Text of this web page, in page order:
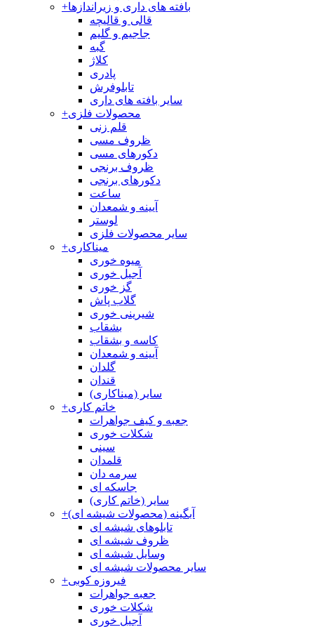
+بافته های داری و زیراندازها
قالی و قالیچه
جاجیم و گلیم
گبه
کلاژ
پادری
تابلوفرش
سایر بافته های داری
+محصولات فلزی
قلم زنی
ظروف مسی
دکورهای مسی
ظروف برنجی
دکورهای برنجی
ساعت
آیینه و شمعدان
لوستر
سایر محصولات فلزی
+میناکاری
میوه خوری
آجیل خوری
گز خوری
گلاب پاش
شیرینی خوری
بشقاب
کاسه و بشقاب
آیینه و شمعدان
گلدان
قندان
سایر (میناکاری)
+خاتم کاری
جعبه و کیف جواهرات
شکلات خوری
سینی
قلمدان
سرمه دان
جاسکه ای
سایر (خاتم کاری)
+آبگینه (محصولات شیشه ای)
تابلوهای شیشه ای
ظروف شیشه ای
وسایل شیشه ای
سایر محصولات شیشه ای
+فیروزه کوبی
جعبه جواهرات
شکلات خوری
آجیل خوری